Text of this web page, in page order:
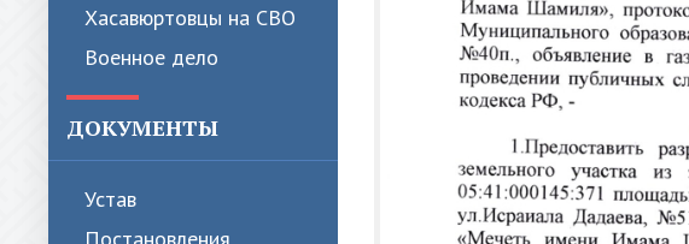
Хасавюртовцы на СВО
Военное дело
ДОКУМЕНТЫ
Устав